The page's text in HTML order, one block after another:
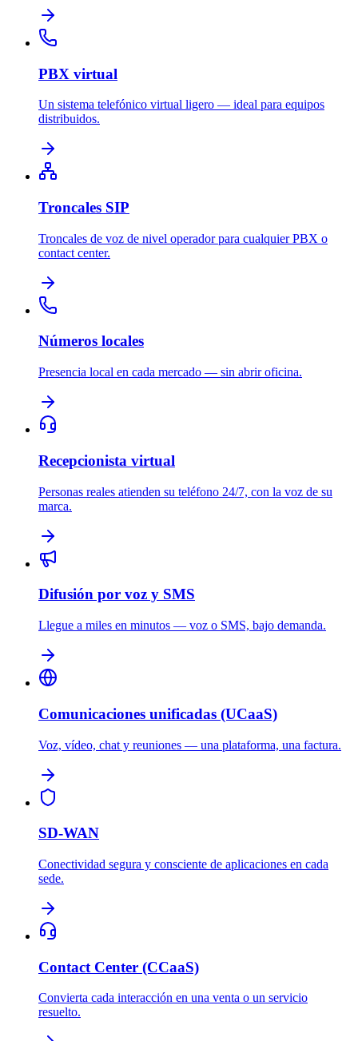
PBX virtual
Un sistema telefónico virtual ligero — ideal para equipos
distribuidos.
Troncales SIP
Troncales de voz de nivel operador para cualquier PBX o
contact center.
Números locales
Presencia local en cada mercado — sin abrir oficina.
Recepcionista virtual
Personas reales atienden su teléfono 24/7, con la voz de su
marca.
Difusión por voz y SMS
Llegue a miles en minutos — voz o SMS, bajo demanda.
Comunicaciones unificadas (UCaaS)
Voz, vídeo, chat y reuniones — una plataforma, una factura.
SD-WAN
Conectividad segura y consciente de aplicaciones en cada
sede.
Contact Center (CCaaS)
Convierta cada interacción en una venta o un servicio
resuelto.